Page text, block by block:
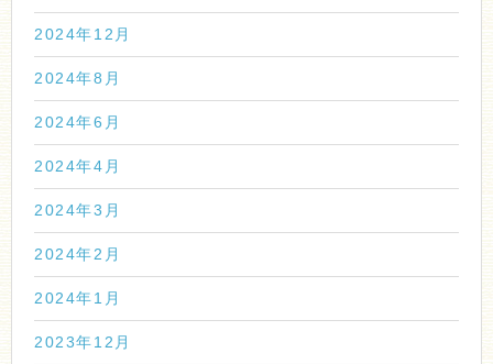
2024年12月
2024年8月
2024年6月
2024年4月
2024年3月
2024年2月
2024年1月
2023年12月